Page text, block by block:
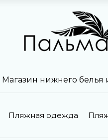
Магазин нижнего белья
Пляжная одежда